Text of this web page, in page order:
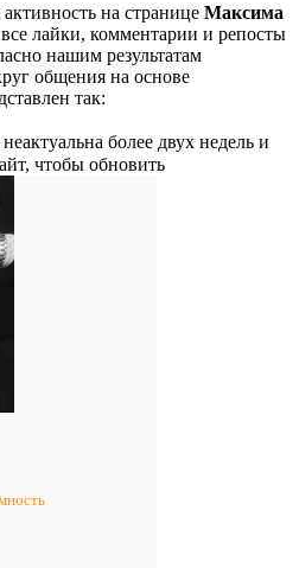
на странице Максима
лайки, комментарии и репосты
нашим результатам
общения на основе
так:
более двух недель и
чтобы обновить